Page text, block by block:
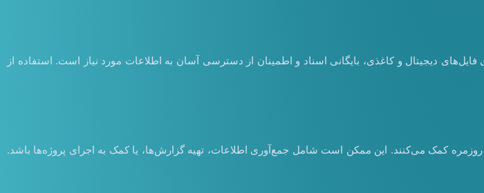
دیجیتال و کاغذی، بایگانی اسناد و اطمینان از دسترسی آسان به اطلاعات مورد نیاز است. استفاده از
کمک می‌کنند. این ممکن است شامل جمع‌آوری اطلاعات، تهیه گزارش‌ها، یا کمک به اجرای پروژه‌ها باشد.